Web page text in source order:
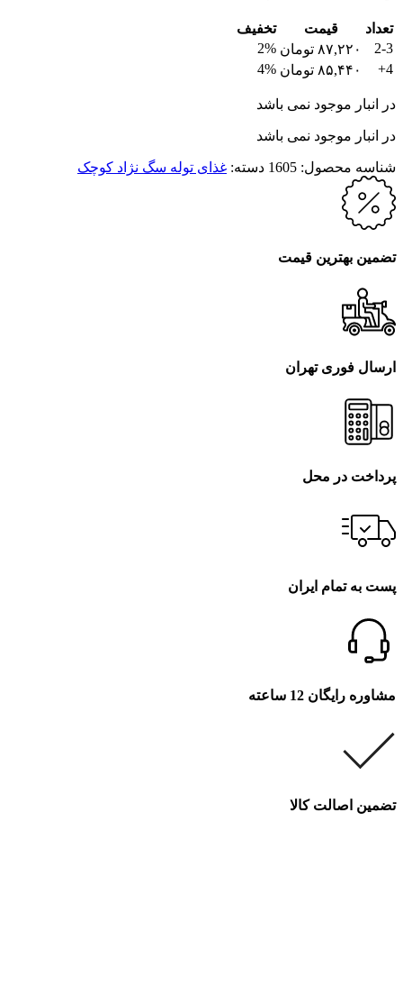
تعداد قیمت
تخفیف
2-3
۸۷,۲۲۰ تومان 2%
4+
۸۵,۴۴۰ تومان 4%
در انبار موجود نمی باشد
در انبار موجود نمی باشد
شناسه محصول: 1605 دسته: غذای توله سگ نژاد کوچک
تضمین بهترین قیمت
ارسال فوری تهران
پرداخت در محل
پست به تمام ایران
مشاوره رایگان 12 ساعته
تضمین اصالت کالا